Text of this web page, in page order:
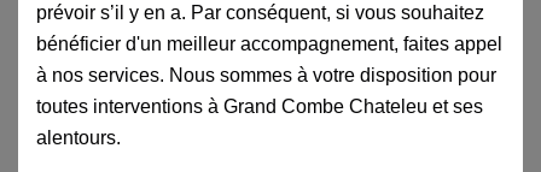
prévoir s’il y en a. Par conséquent, si vous souhaitez
bénéficier d'un meilleur accompagnement, faites appel
à nos services. Nous sommes à votre disposition pour
toutes interventions à Grand Combe Chateleu et ses
alentours.